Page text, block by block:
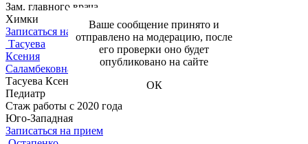
Зам. главного врача
Химки
Записаться на прием
Тасуева
Ксения
Саламбековна
Тасуева Ксения Саламбековна
Педиатр
Стаж работы с 2020 года
Юго-Западная
Записаться на прием
Ваше сообщение принято и
отправлено на модерацию, после
его проверки оно будет
опубликовано на сайте
ОК